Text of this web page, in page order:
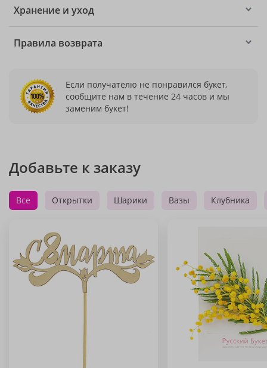
Хранение и уход
Правила возврата
Если получателю не понравился букет,
сообщите нам в течение 24 часов и мы
заменим букет!
Добавьте к заказу
Все Открытки Шарики Вазы Клубника